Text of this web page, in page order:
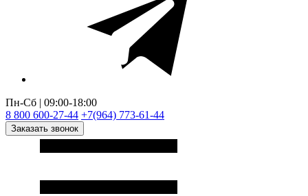
Пн-Сб | 09:00-18:00
8 800 600-27-44 +7(964) 773-61-44
Заказать звонок